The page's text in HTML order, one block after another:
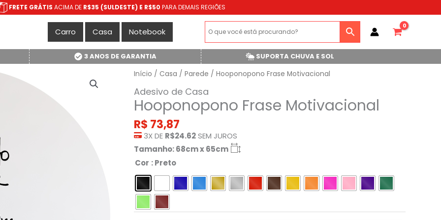
FRETE GRÁTIS ACIMA DE R$35 (SULDESTE) E R$50 PARA DEMAIS REGIÕES
Carro Casa Notebook
3 ANOS DE GARANTIA
SUPORTA CHUVA E SOL
Início / Casa / Parede / Hooponopono Frase Motivacional
Adesivo de Casa
Hooponopono Frase Motivacional
R$ 73,87
3X DE R$24.62SEM JUROS
Tamanho: 68cm x 65cm
Cor : Preto